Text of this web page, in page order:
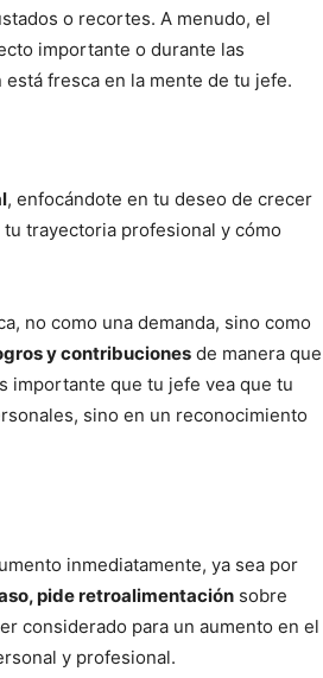
o recortes. A menudo, el
importante o durante las
fresca en la mente de tu jefe.
, enfocándote en tu deseo de crecer
trayectoria profesional y cómo
no como una demanda, sino como
y contribuciones de manera que
importante que tu jefe vea que tu
sino en un reconocimiento
inmediatamente, ya sea por
pide retroalimentación sobre
considerado para un aumento en el
y profesional.